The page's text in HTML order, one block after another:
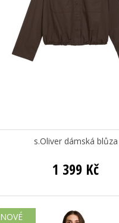
s.Oliver dámská blůza
1 399 Kč
NOVÉ